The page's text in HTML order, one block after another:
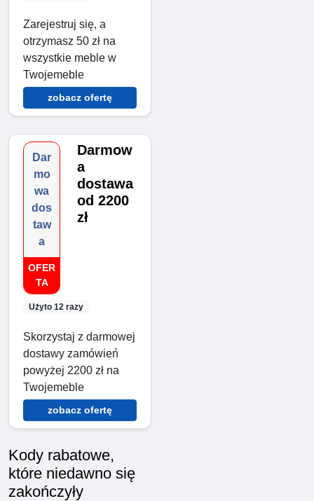
Zarejestruj się, a
otrzymasz 50 zł na
wszystkie meble w
Twojemeble
zobacz ofertę
Dar
mo
wa
dos
taw
a
OFER
TA
Użyto 12 razy
Darmow
a
dostawa
od 2200
zł
Skorzystaj z darmowej
dostawy zamówień
powyżej 2200 zł na
Twojemeble
zobacz ofertę
Kody rabatowe,
które niedawno się
zakończyły